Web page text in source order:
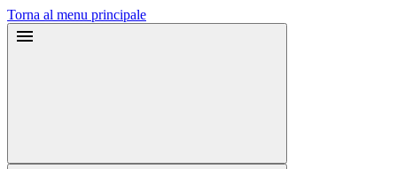
Torna al menu principale